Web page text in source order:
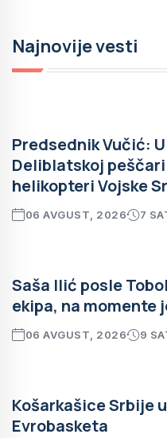
Najnovije vesti
Predsednik Vučić:
Deliblatskoj
helikopteri Vojske
06 AVGUST, 2026 7
Saša Ilić posle
ekipa, na
06 AVGUST, 2026 9
Košarkašice Srbije
Evrobasketa